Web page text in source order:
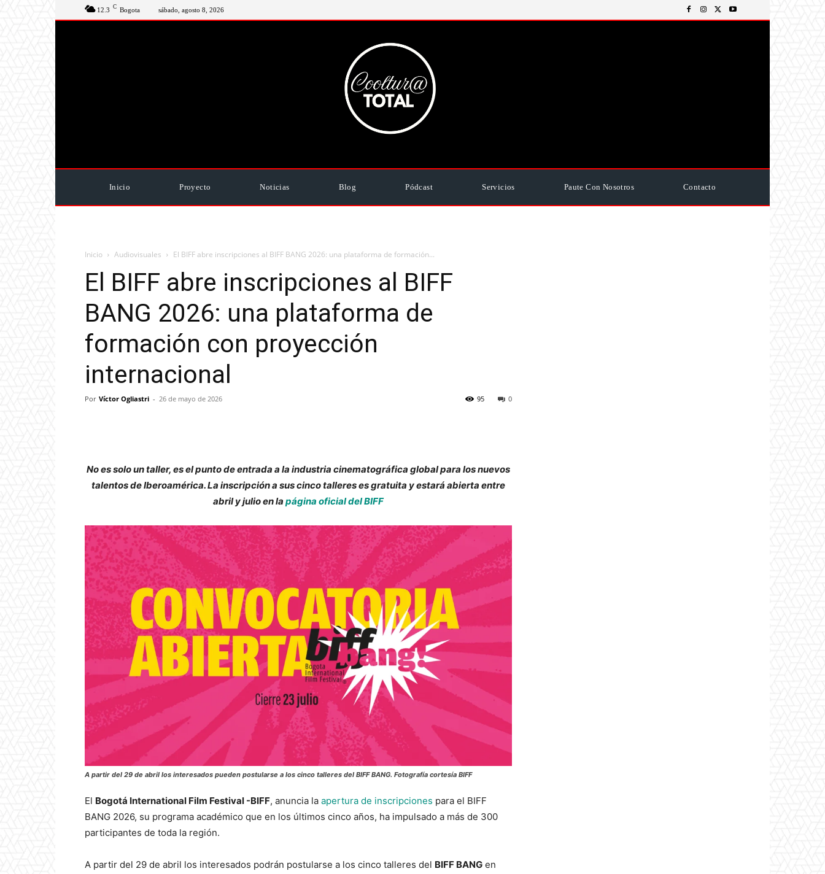
12.3 C Bogota sábado, agosto 8, 2026
Inicio Proyecto Noticias Blog Pódcast Servicios Paute Con Nosotros Contacto
Inicio Audiovisuales El BIFF abre inscripciones al BIFF BANG 2026: una plataforma de formación...
El BIFF abre inscripciones al BIFF
BANG 2026: una plataforma de
formación con proyección
internacional
Por Víctor Ogliastri - 26 de mayo de 2026 0
95
No es solo un taller, es el punto de entrada a la industria cinematográfica global para los nuevos
talentos de Iberoamérica. La inscripción a sus cinco talleres es gratuita y estará abierta entre
abril y julio en la página oficial del BIFF
A partir del 29 de abril los interesados pueden postularse a los cinco talleres del BIFF BANG. Fotografía cortesía BIFF
El Bogotá International Film Festival -BIFF, anuncia la apertura de inscripciones para el BIFF
BANG 2026, su programa académico que en los últimos cinco años, ha impulsado a más de 300
participantes de toda la región.
A partir del 29 de abril los interesados podrán postularse a los cinco talleres del BIFF BANG en